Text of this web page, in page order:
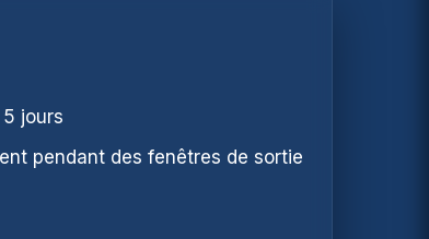
jours
pendant des fenêtres de sortie